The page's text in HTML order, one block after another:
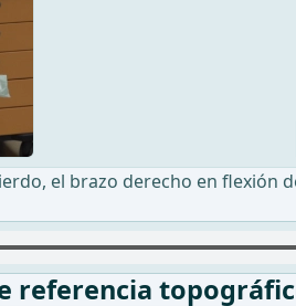
el brazo derecho en flexión
referencia